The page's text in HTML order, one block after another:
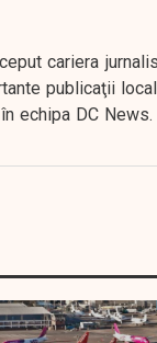
cariera
publicaţii
echipa DC